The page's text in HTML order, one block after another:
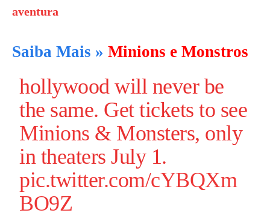
aventura
Saiba Mais » Minions e Monstros
hollywood will never be
the same. Get tickets to see
Minions & Monsters, only
in theaters July 1.
pic.twitter.com/cYBQXm
BO9Z